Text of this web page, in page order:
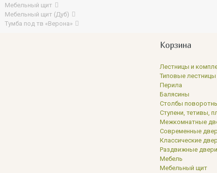
Мебельный щит
Мебельный щит (Дуб)
Тумба под тв «Верона»
Корзина
Лестницы и
Типовые лестницы
Перила
Балясины
Столбы
Ступени, тетивы,
Межкомнатные
Современные
Классические
Раздвижные двери
Мебель
Мебельный щит